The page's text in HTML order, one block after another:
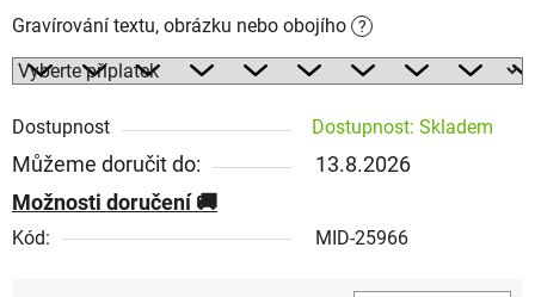
Gravírování textu, obrázku nebo obojího ?
Dostupnost Dostupnost: Skladem
Můžeme doručit do:
13.8.2026
Možnosti doručení
Kód: MID-25966